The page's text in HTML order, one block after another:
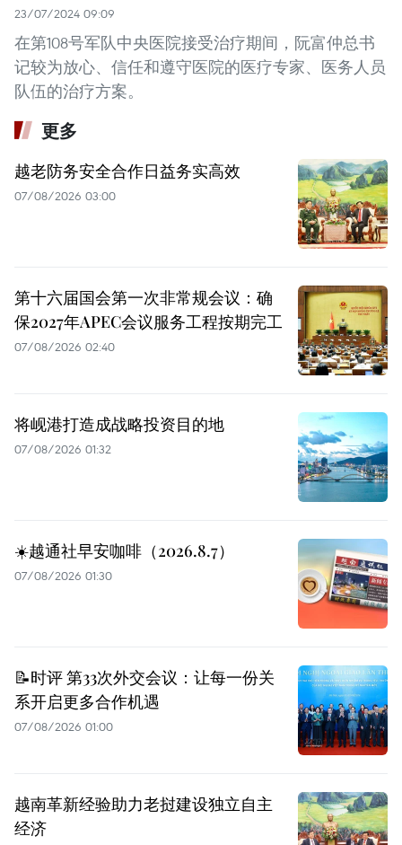
23/07/2024 09:09
在第108号军队中央医院接受治疗期间，阮富仲总书
记较为放心、信任和遵守医院的医疗专家、医务人员
队伍的治疗方案。
更多
越老防务安全合作日益务实高效
07/08/2026 03:00
第十六届国会第一次非常规会议：确
保2027年APEC会议服务工程按期完工
07/08/2026 02:40
将岘港打造成战略投资目的地
07/08/2026 01:32
☀️越通社早安咖啡（2026.8.7）
07/08/2026 01:30
📝时评 第33次外交会议：让每一份关
系开启更多合作机遇
07/08/2026 01:00
越南革新经验助力老挝建设独立自主
经济